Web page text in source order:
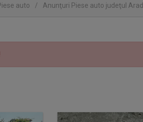
auto / Anunţuri Piese auto judeţul Arad